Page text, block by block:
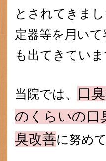
とされてきま
定器等を用い
も出てきていま
当院では、
口
のくらいの口
臭改善に努め